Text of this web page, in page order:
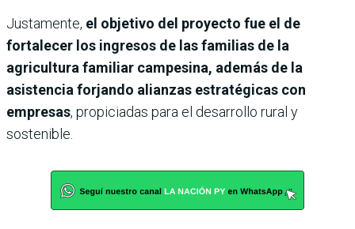
Justamente, el objetivo del proyecto fue el de
fortalecer los ingresos de las familias de la
agricultura familiar campesina, además de la
asistencia forjando alianzas estratégicas con
empresas, propiciadas para el desarrollo rural y
sostenible.